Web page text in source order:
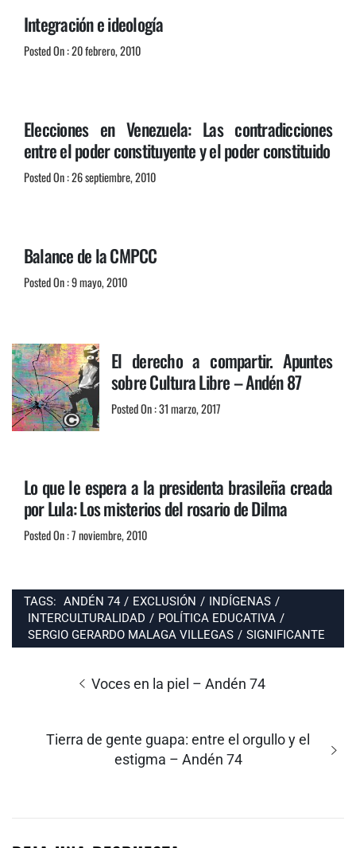
Integración e ideología
Posted On : 20 febrero, 2010
Elecciones en Venezuela: Las contradicciones
entre el poder constituyente y el poder constituido
Posted On : 26 septiembre, 2010
Balance de la CMPCC
Posted On : 9 mayo, 2010
El derecho a compartir. Apuntes
sobre Cultura Libre – Andén 87
Posted On : 31 marzo, 2017
Lo que le espera a la presidenta brasileña creada
por Lula: Los misterios del rosario de Dilma
Posted On : 7 noviembre, 2010
TAGS: ANDÉN 74 / EXCLUSIÓN / INDÍGENAS /
INTERCULTURALIDAD / POLÍTICA EDUCATIVA /
SERGIO GERARDO MALAGA VILLEGAS / SIGNIFICANTE
Entrada
Voces en la piel – Andén 74
Entrada
Tierra de gente guapa: entre el orgullo y el
estigma – Andén 74